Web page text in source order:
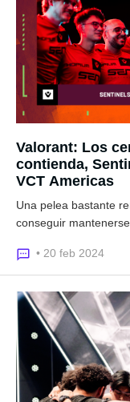
Valorant: Los
contienda,
VCT Americas
Una pelea bastante
conseguir
• 20 feb 2024